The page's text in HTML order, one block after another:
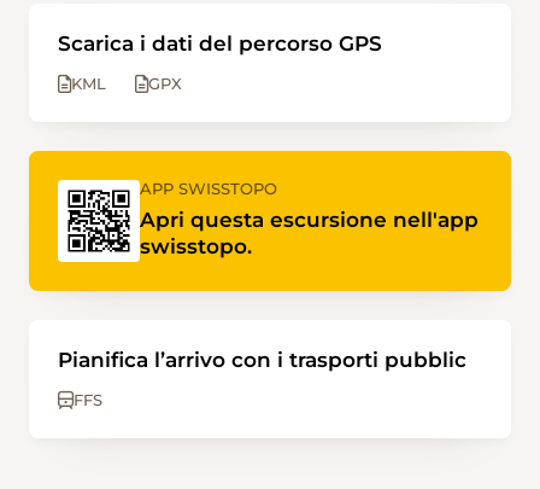
Scarica i dati del percorso GPS
KML GPX
APP SWISSTOPO
Apri questa escursione nell'app
swisstopo.
Pianifica l’arrivo con i trasporti pubblic
FFS